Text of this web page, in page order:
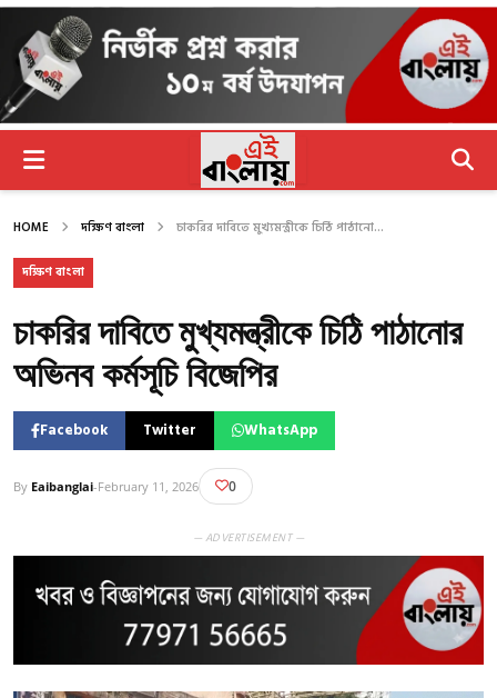
HOME দক্ষিণ বাংলা চাকরির দাবিতে মুখ্যমন্ত্রীকে চিঠি পাঠানো...
দক্ষিণ বাংলা
চাকরির দাবিতে মুখ্যমন্ত্রীকে চিঠি পাঠানোর
অভিনব কর্মসূচি বিজেপির
Facebook Twitter WhatsApp
By Eaibanglai-February 11, 2026 0
— ADVERTISEMENT —